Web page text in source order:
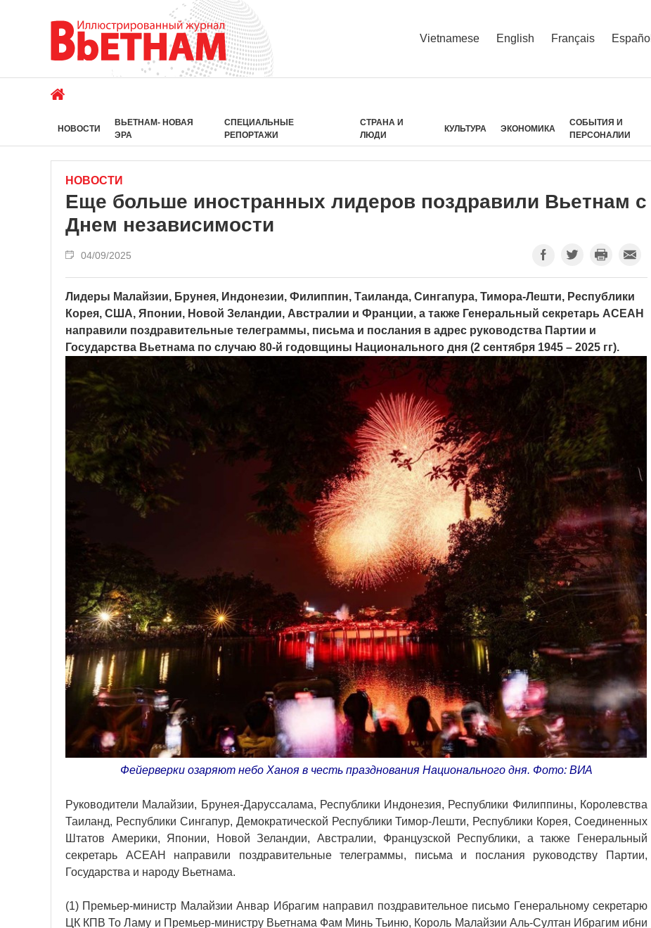
Vietnamese English Français Español
НОВОСТИ
ВЬЕТНАМ- НОВАЯ
ЭРА
СПЕЦИАЛЬНЫЕ
РЕПОРТАЖИ
СТРАНА И
ЛЮДИ
КУЛЬТУРА ЭКОНОМИКА
СОБЫТИЯ И
ПЕРСОНАЛИИ
НОВОСТИ
Еще больше иностранных лидеров поздравили Вьетнам с
Днем независимости
04/09/2025
Лидеры Малайзии, Брунея, Индонезии, Филиппин, Таиланда, Сингапура, Тимора-Лешти, Республики
Корея, США, Японии, Новой Зеландии, Австралии и Франции, а также Генеральный секретарь АСЕАН
направили поздравительные телеграммы, письма и послания в адрес руководства Партии и
Государства Вьетнама по случаю 80-й годовщины Национального дня (2 сентября 1945 – 2025 гг).
Фейерверки озаряют небо Ханоя в честь празднования Национального дня. Фото: ВИA
Руководители Малайзии, Брунея-Даруссалама, Республики Индонезия, Республики Филиппины, Королевства
Таиланд, Республики Сингапур, Демократической Республики Тимор-Лешти, Республики Корея, Соединенных
Штатов Америки, Японии, Новой Зеландии, Австралии, Французской Республики, а также Генеральный
секретарь АСЕАН направили поздравительные телеграммы, письма и послания руководству Партии,
Государства и народу Вьетнама.
(1) Премьер-министр Малайзии Анвар Ибрагим направил поздравительное письмо Генеральному секретарю
ЦК КПВ То Ламу и Премьер-министру Вьетнама Фам Минь Тьиню, Король Малайзии Аль-Султан Ибрагим ибни